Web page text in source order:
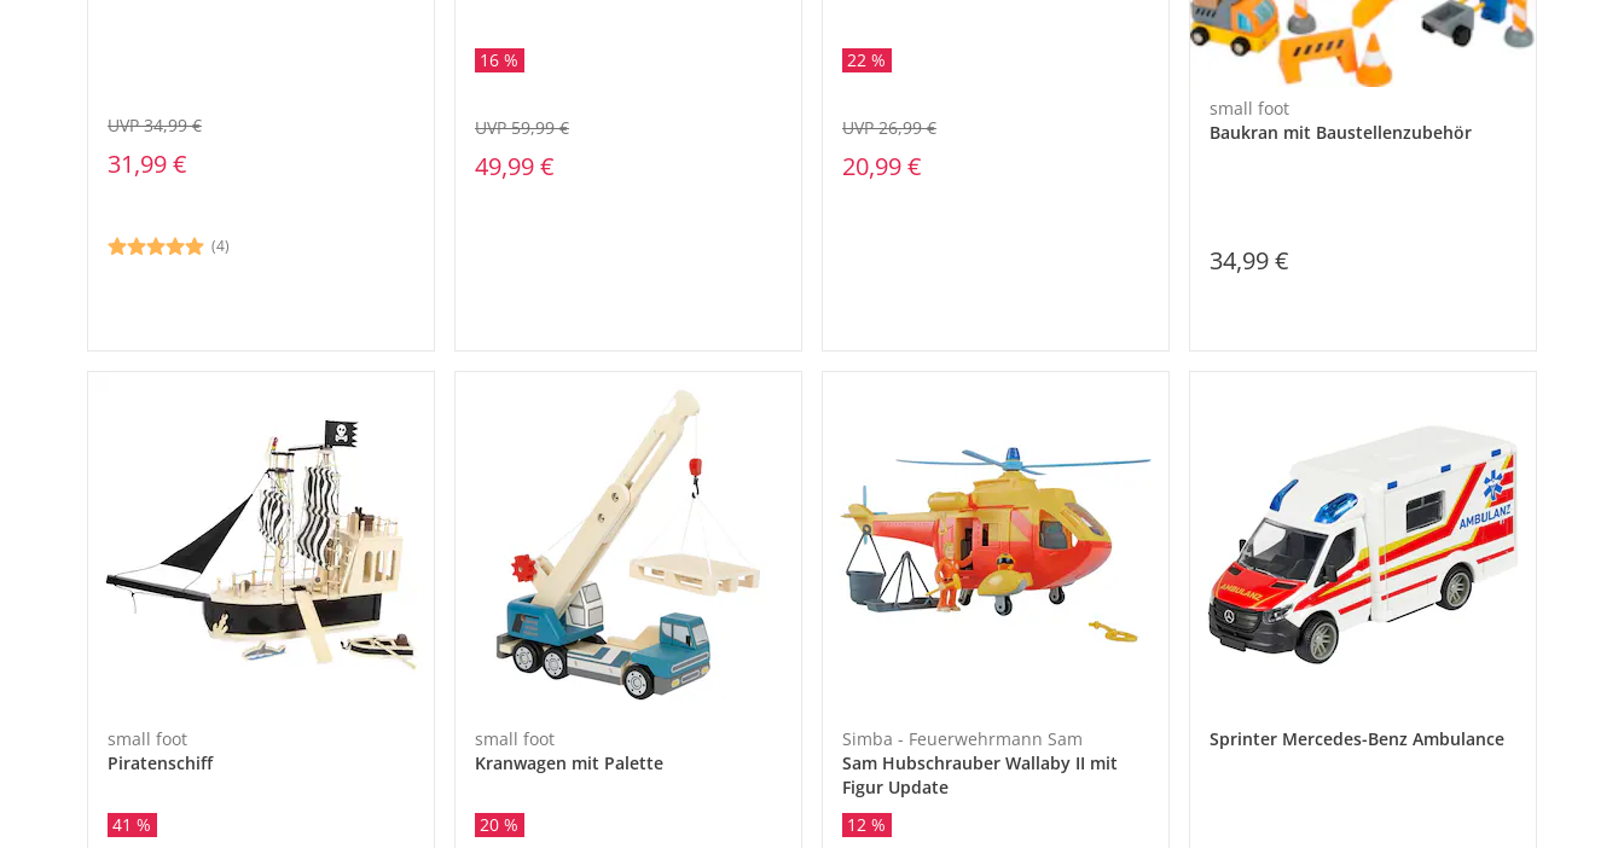
31,99 €
UVP 34,99 €
(4)
16 %
49,99 €
UVP 59,99 €
22 %
20,99 €
UVP 26,99 €
small foot
Baukran mit Baustellenzubehör
34,99 €
small foot
Piratenschiff
41 %
small foot
Kranwagen mit Palette
20 %
Simba - Feuerwehrmann Sam
Sam Hubschrauber Wallaby II mit
Figur Update
12 %
Sprinter Mercedes-Benz Ambulance